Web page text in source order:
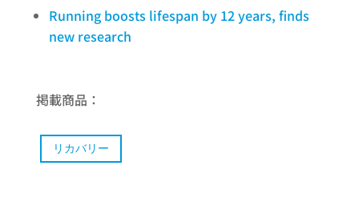
Running boosts lifespan by 12 years, finds
new research
掲載商品：
リカバリー